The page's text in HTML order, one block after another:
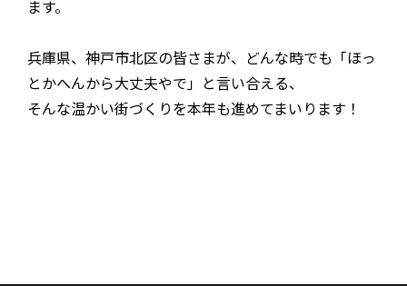
ます。
兵庫県、神戸市北区の皆さまが、どんな時でも「ほっ
とかへんから大丈夫やで」と言い合える、
そんな温かい街づくりを本年も進めてまいります！